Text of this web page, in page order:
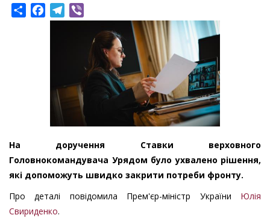
ShareFacebookTelegram
На доручення Ставки верховного
Головнокомандувача Урядом було ухвалено рішення,
які допоможуть швидко закрити потреби фронту.
Про деталі повідомила Прем'єр-міністр України Юлія
Свириденко.